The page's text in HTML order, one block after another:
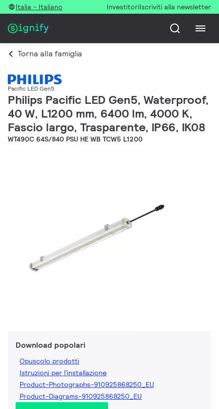
Italia - Italiano InvestitoriIscriviti alla newsletter
Torna alla famiglia
Pacific LED Gen5
Philips Pacific LED Gen5, Waterproof,
40 W, L1200 mm, 6400 lm, 4000 K,
Fascio largo, Trasparente, IP66, IK08
WT490C 64S/840 PSU HE WB TCW5 L1200
Download popolari
Opuscolo prodotti
Istruzioni per l'installazione
Product-Photographs-910925868250_EU
Product-Diagrams-910925868250_EU